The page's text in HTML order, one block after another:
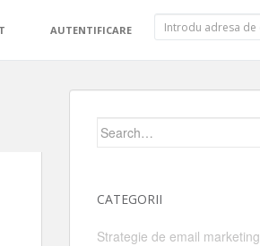
AUTENTIFICARE
Search
CATEGORII
Strategie de email marketing